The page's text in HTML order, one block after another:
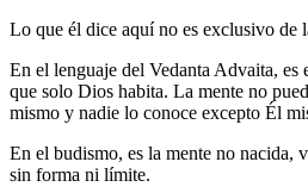
Lo que él dice aquí no es exclusivo de
En el lenguaje del Vedanta Advaita, es
que solo Dios habita. La mente no
mismo y nadie lo conoce excepto Él
En el budismo, es la mente no nacida,
sin forma ni límite.